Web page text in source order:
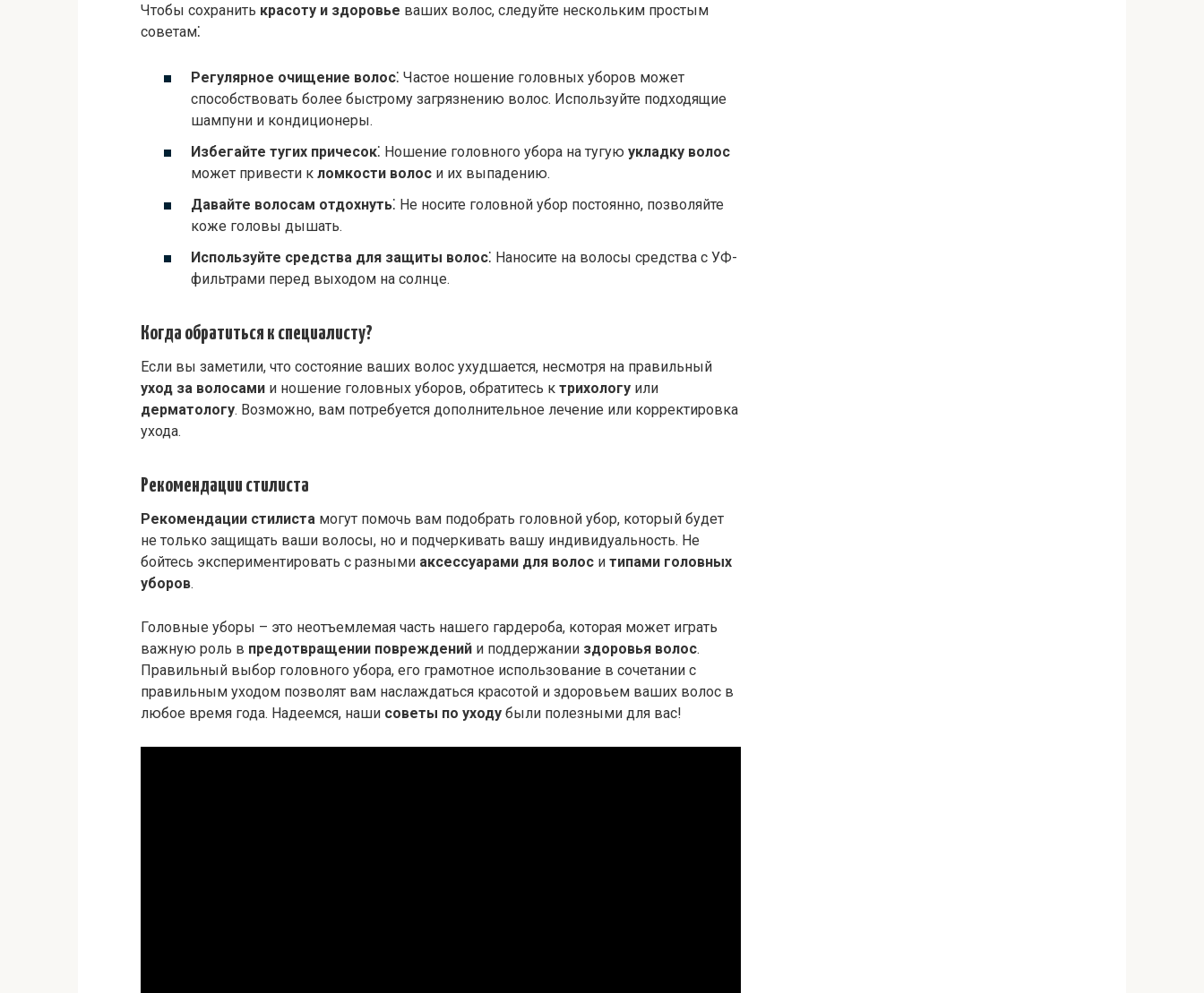
Чтобы сохранить красоту и здоровье ваших волос, следуйте нескольким простым
советам⁚
Регулярное очищение волос⁚ Частое ношение головных уборов может
способствовать более быстрому загрязнению волос. Используйте подходящие
шампуни и кондиционеры.
Избегайте тугих причесок⁚ Ношение головного убора на тугую укладку волос
может привести к ломкости волос и их выпадению.
Давайте волосам отдохнуть⁚ Не носите головной убор постоянно, позволяйте
коже головы дышать.
Используйте средства для защиты волос⁚ Наносите на волосы средства с УФ-
фильтрами перед выходом на солнце.
Когда обратиться к специалисту?
Если вы заметили, что состояние ваших волос ухудшается, несмотря на правильный
уход за волосами и ношение головных уборов, обратитесь к трихологу или
дерматологу. Возможно, вам потребуется дополнительное лечение или корректировка
ухода.
Рекомендации стилиста
Рекомендации стилиста могут помочь вам подобрать головной убор, который будет
не только защищать ваши волосы, но и подчеркивать вашу индивидуальность. Не
бойтесь экспериментировать с разными аксессуарами для волос и типами головных
уборов.
Головные уборы – это неотъемлемая часть нашего гардероба, которая может играть
важную роль в предотвращении повреждений и поддержании здоровья волос.
Правильный выбор головного убора, его грамотное использование в сочетании с
правильным уходом позволят вам наслаждаться красотой и здоровьем ваших волос в
любое время года. Надеемся, наши советы по уходу были полезными для вас!